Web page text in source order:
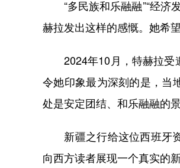
“多民族和乐融融”“经济
赫拉发出这样的感慨。她希
2024年10月，特赫拉受邀
令她印象最为深刻的是，当
处是安定团结、和乐融融的景
新疆之行给这位西班牙资
向西方读者展现一个真实的新